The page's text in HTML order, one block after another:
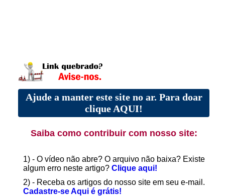
Ajude a manter este site no ar. Para doar
clique AQUI!
Saiba como contribuir com nosso site:
1) - O vídeo não abre? O arquivo não baixa? Existe
algum erro neste artigo? Clique aqui!
2) - Receba os artigos do nosso site em seu e-mail.
Cadastre-se Aqui é grátis!